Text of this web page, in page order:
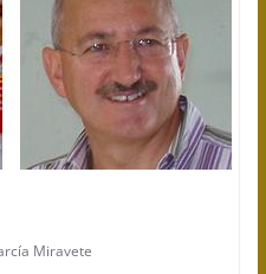
Miravete